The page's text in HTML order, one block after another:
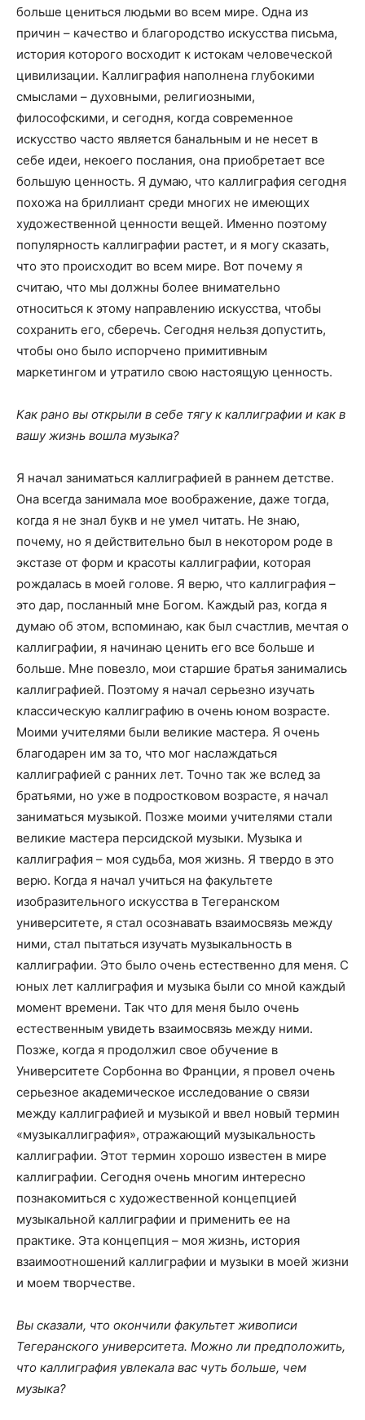
больше цениться людьми во всем мире. Одна из
причин – качество и благородство искусства письма,
история которого восходит к истокам человеческой
цивилизации. Каллиграфия наполнена глубокими
смыслами – духовными, религиозными,
философскими, и сегодня, когда современное
искусство часто является банальным и не несет в
себе идеи, некоего послания, она приобретает все
большую ценность. Я думаю, что каллиграфия сегодня
похожа на бриллиант среди многих не имеющих
художественной ценности вещей. Именно поэтому
популярность каллиграфии растет, и я могу сказать,
что это происходит во всем мире. Вот почему я
считаю, что мы должны более внимательно
относиться к этому направлению искусства, чтобы
сохранить его, сберечь. Сегодня нельзя допустить,
чтобы оно было испорчено примитивным
маркетингом и утратило свою настоящую ценность.
Как рано вы открыли в себе тягу к каллиграфии и как в
вашу жизнь вошла музыка?
Я начал заниматься каллиграфией в раннем детстве.
Она всегда занимала мое воображение, даже тогда,
когда я не знал букв и не умел читать. Не знаю,
почему, но я действительно был в некотором роде в
экстазе от форм и красоты каллиграфии, которая
рождалась в моей голове. Я верю, что каллиграфия –
это дар, посланный мне Богом. Каждый раз, когда я
думаю об этом, вспоминаю, как был счастлив, мечтая о
каллиграфии, я начинаю ценить его все больше и
больше. Мне повезло, мои старшие братья занимались
каллиграфией. Поэтому я начал серьезно изучать
классическую каллиграфию в очень юном возрасте.
Моими учителями были великие мастера. Я очень
благодарен им за то, что мог наслаждаться
каллиграфией с ранних лет. Точно так же вслед за
братьями, но уже в подростковом возрасте, я начал
заниматься музыкой. Позже моими учителями стали
великие мастера персидской музыки. Музыка и
каллиграфия – моя судьба, моя жизнь. Я твердо в это
верю. Когда я начал учиться на факультете
изобразительного искусства в Тегеранском
университете, я стал осознавать взаимосвязь между
ними, стал пытаться изучать музыкальность в
каллиграфии. Это было очень естественно для меня. С
юных лет каллиграфия и музыка были со мной каждый
момент времени. Так что для меня было очень
естественным увидеть взаимосвязь между ними.
Позже, когда я продолжил свое обучение в
Университете Сорбонна во Франции, я провел очень
серьезное академическое исследование о связи
между каллиграфией и музыкой и ввел новый термин
«музыкаллиграфия», отражающий музыкальность
каллиграфии. Этот термин хорошо известен в мире
каллиграфии. Сегодня очень многим интересно
познакомиться с художественной концепцией
музыкальной каллиграфии и применить ее на
практике. Эта концепция – моя жизнь, история
взаимоотношений каллиграфии и музыки в моей жизни
и моем творчестве.
Вы сказали, что окончили факультет живописи
Тегеранского университета. Можно ли предположить,
что каллиграфия увлекала вас чуть больше, чем
музыка?